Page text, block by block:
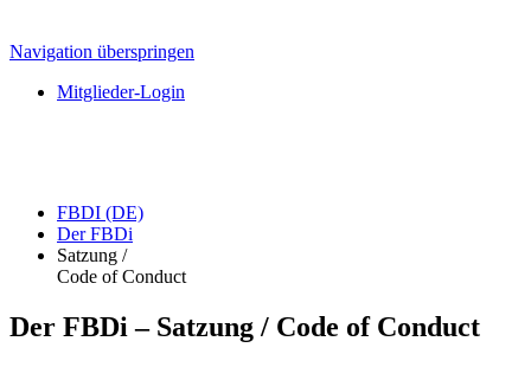
Navigation überspringen
Mitglieder-Login
FBDI (DE)
Der FBDi
Satzung /
Code of Conduct
Der FBDi – Satzung / Code of Conduct